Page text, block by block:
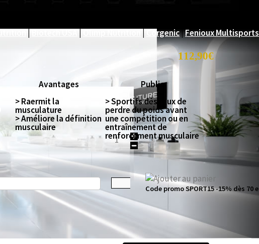
Corgenic|Fenioux Multisports
Code promo SPORT15 -15% dès 70
Avantages
> Raffermit la
musculature
> Améliore la définition
musculaire
Public
> Sportifs désireux de
perdre du poids avant
une compétition ou en
entraînement de
renforcement musculaire
112,90€